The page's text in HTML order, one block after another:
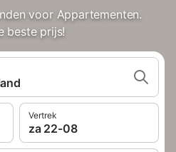
voor Appartementen.
beste prijs!
Vertrek
za 22-08